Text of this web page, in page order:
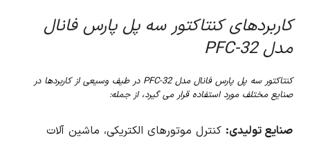
کاربردهای کنتاکتور سه پل پارس فانال
مدل PFC-32
کنتاکتور سه پل پارس فانال مدل PFC-32 در طیف وسیعی از کاربردها در
صنایع مختلف مورد استفاده قرار می گیرد، از جمله:
صنایع تولیدی: کنترل موتورهای الکتریکی، ماشین آلات